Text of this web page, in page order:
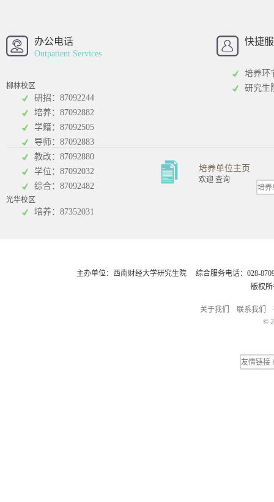
招办
工商管理学院
办公电话
Outpatient Services
柳林校区
研招：87092244
培养：87092882
学籍：87092505
导师：87092883
教改：87092880
学位：87092032
综合：87092482
光华校区
培养：87352031
快捷
培养环
研究生
培养单位主页
欢迎 查询
主办单位：西南财经大学研究生院 综合服务电话：028-
版权
关于我们 联系我们
©